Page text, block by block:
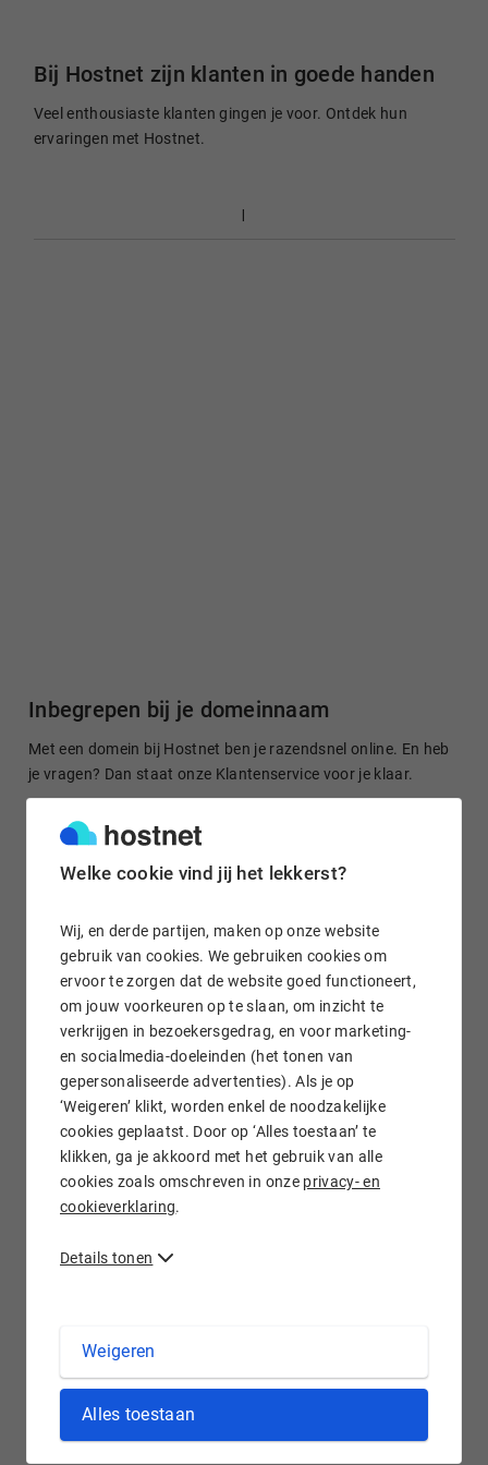
Welke cookie vind jij het lekkerst?
Wij, en derde partijen, maken op onze website
gebruik van cookies. We gebruiken cookies om
ervoor te zorgen dat de website goed functioneert,
om jouw voorkeuren op te slaan, om inzicht te
verkrijgen in bezoekersgedrag, en voor marketing-
en socialmedia-doeleinden (het tonen van
gepersonaliseerde advertenties). Als je op
‘Weigeren’ klikt, worden enkel de noodzakelijke
cookies geplaatst. Door op ‘Alles toestaan’ te
klikken, ga je akkoord met het gebruik van alle
cookies zoals omschreven in onze privacy- en
cookieverklaring.
Details tonen
Weigeren
Alles toestaan
Bij Hostnet zijn klanten in goede handen
Veel enthousiaste klanten gingen je voor. Ontdek hun
ervaringen met Hostnet.
Inbegrepen bij je domeinnaam
Met een domein bij Hostnet ben je razendsnel online. En heb
je vragen? Dan staat onze Klantenservice voor je klaar.
Gratis domein doorsturen
Stuur je domeinnaam kosteloos door naar een site of je
socialmedia-profiel. Het is in enkele klikken geregeld.
Gratis e-mail doorsturen
Wij staan voor je klaar!
.HAMBURG domein registreren bij Hostnet
Het noordelijk gelegen Hamburg is de tweede stad van
Hamburg en telt bijna 2 miljoen inwoners. Hamburg is een
echte handelsstad door haar gunstige ligging aan de Elbe.